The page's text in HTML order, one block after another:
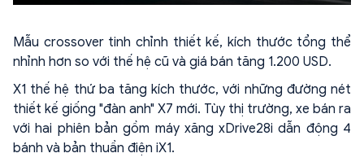
Mẫu crossover tinh chỉnh thiết kế, kích thước tổng thể
nhỉnh hơn so với thế hệ cũ và giá bán tăng 1.200 USD.
X1 thế hệ thứ ba tăng kích thước, với những đường nét
thiết kế giống "đàn anh" X7 mới. Tùy thị trường, xe bán ra
với hai phiên bản gồm máy xăng xDrive28i dẫn động 4
bánh và bản thuần điện iX1.